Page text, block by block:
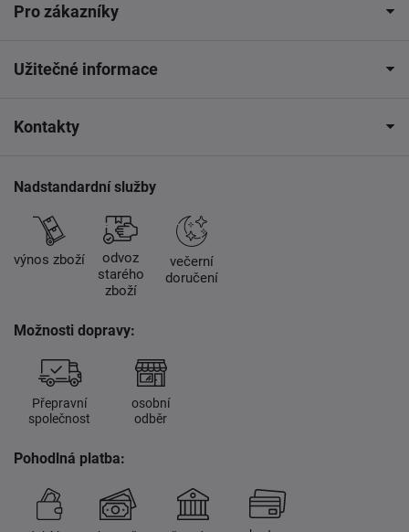
Pro zákazníky
Užitečné informace
Kontakty
Nadstandardní služby
výnos zboží
odvoz
starého
zboží
večerní
doručení
Možnosti dopravy:
Přepravní
společnost
osobní
odběr
Pohodlná platba: